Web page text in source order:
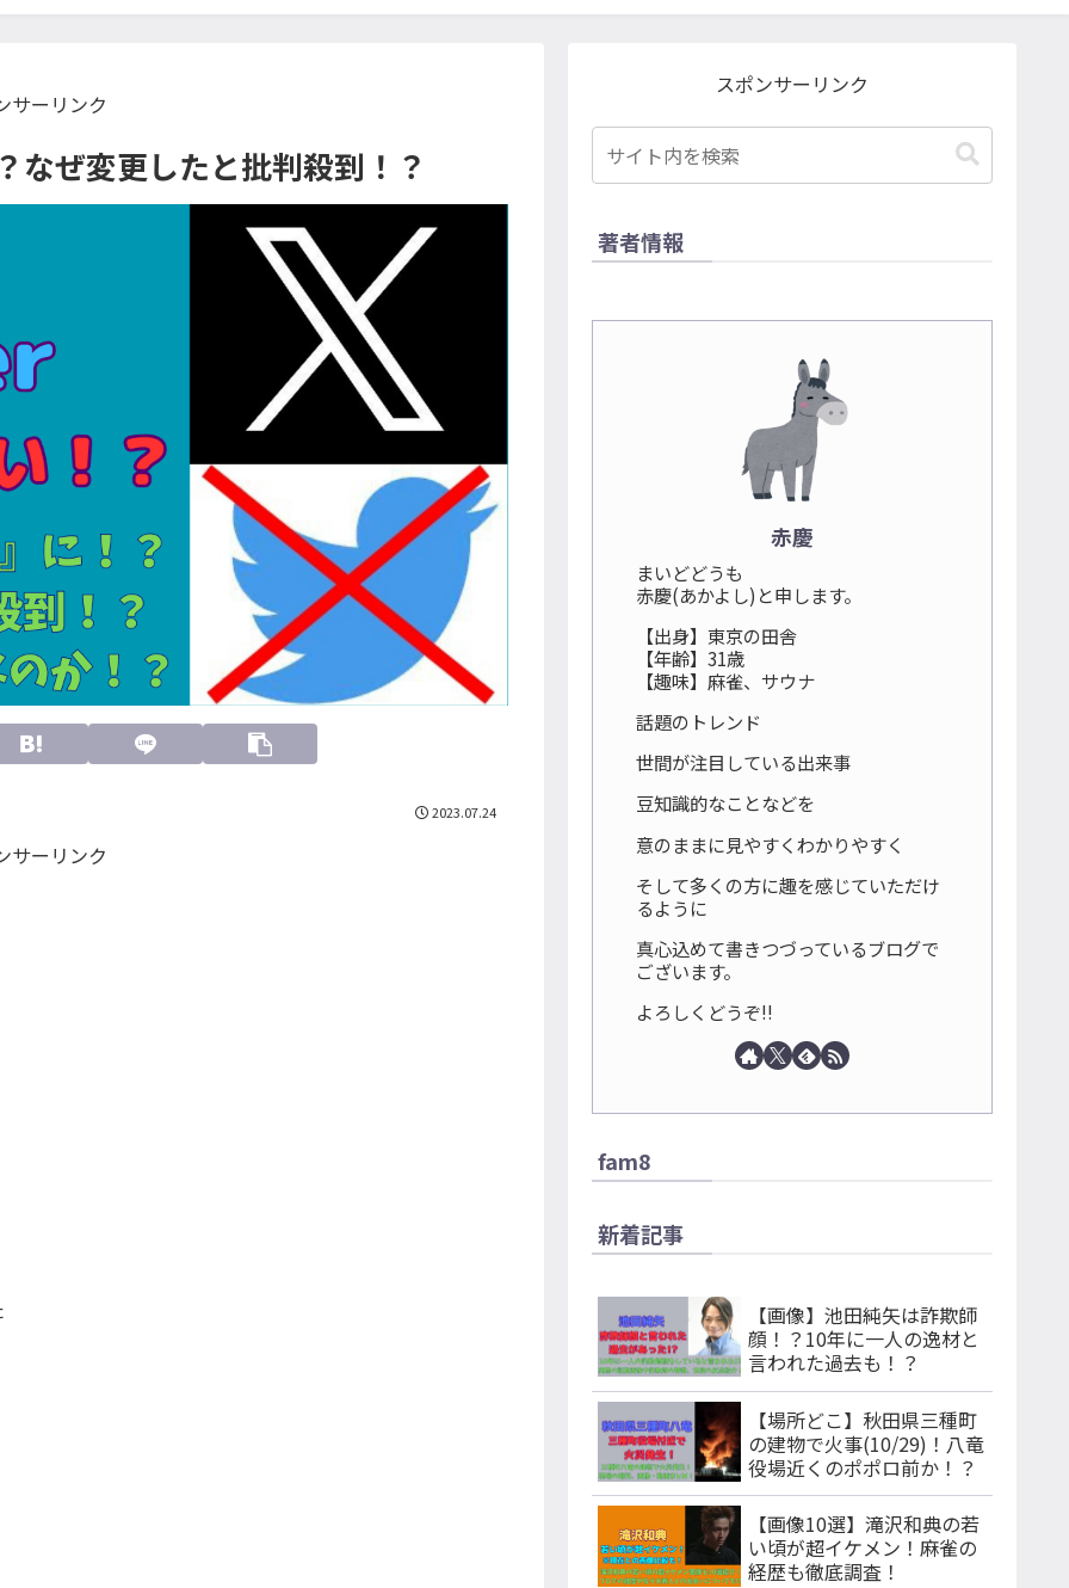
サーリンク
ぜ変更したと批判殺到！？
2023.07.24
サーリンク
スポンサーリンク
著者情報
赤慶
まいどどうも
赤慶(あかよし)と申します。
【出身】東京の田舎
【年齢】31歳
【趣味】麻雀、サウナ
話題のトレンド
世間が注目している出来事
豆知識的なことなどを
意のままに見やすくわかりやすく
そして多くの方に趣を感じていただけ
るように
真心込めて書きつづっているブログで
ございます。
よろしくどうぞ!!
fam8
新着記事
【画像】池田純矢は詐欺師
顔！？10年に一人の逸材と
言われた過去も！？
【場所どこ】秋田県三種町
の建物で火事(10/29)！八竜
役場近くのポポロ前か！？
【画像10選】滝沢和典の若
い頃が超イケメン！麻雀の
経歴も徹底調査！